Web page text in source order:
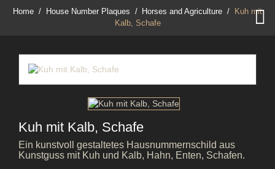

Home House Number Plaques Horses and Agriculture
Kuh mit
Kalb, Schafe
Kuh mit Kalb, Schafe
Ein kunstvoll gestaltetes Hausnummernschild aus
Kunstguss mit Kuh und Kalb, Hahn, Enten, Schafen.